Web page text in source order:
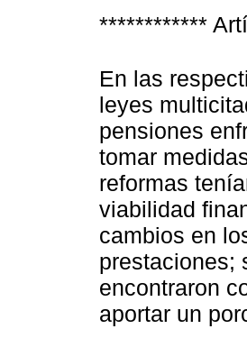
************
En las
leyes
pensiones
tomar
reformas
viabilidad
cambios en
prestaciones;
encontraron
aportar un